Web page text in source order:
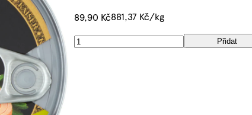
89,90 Kč881,37 Kč/kg
Přidat